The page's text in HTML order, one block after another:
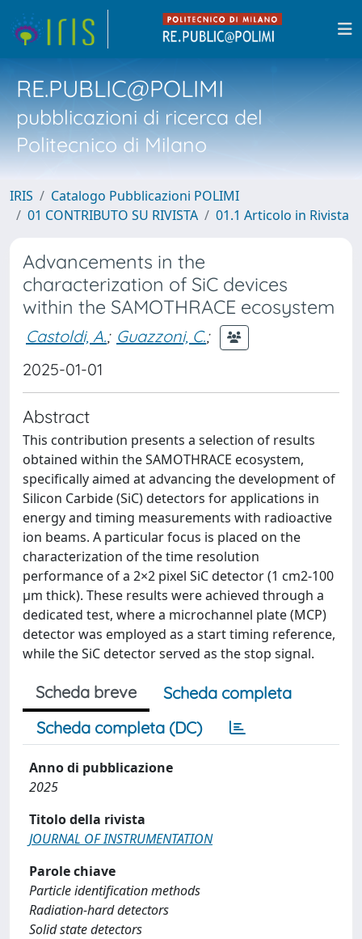
RE.PUBLIC@POLIMI
pubblicazioni di ricerca del
Politecnico di Milano
IRIS
Catalogo Pubblicazioni POLIMI
01 CONTRIBUTO SU RIVISTA
01.1 Articolo in Rivista
Advancements in the
characterization of SiC devices
within the SAMOTHRACE ecosystem
Castoldi, A.; Guazzoni, C.;
2025-01-01
Abstract
This contribution presents a selection of results
obtained within the SAMOTHRACE ecosystem,
specifically aimed at advancing the development of
Silicon Carbide (SiC) detectors for applications in
energy and timing measurements with radioactive
ion beams. A particular focus is placed on the
characterization of the time resolution
performance of a 2×2 pixel SiC detector (1 cm2-100
μm thick). These results were achieved through a
dedicated test, where a microchannel plate (MCP)
detector was employed as a start timing reference,
while the SiC detector served as the stop signal.
Scheda breve
Scheda completa
Scheda completa (DC)
Anno di pubblicazione
2025
Titolo della rivista
JOURNAL OF INSTRUMENTATION
Parole chiave
Particle identification methods
Radiation-hard detectors
Solid state detectors